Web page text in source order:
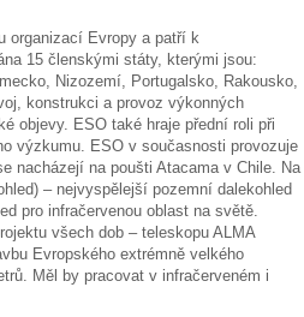
organizací Evropy a patří k
15 členskými státy, kterými jsou:
Nizozemí, Portugalsko, Rakousko,
konstrukci a provoz výkonných
objevy. ESO také hraje přední roli při
výzkumu. ESO v současnosti provozuje
nacházejí na poušti Atacama v Chile. Na
– nejvyspělejší pozemní dalekohled
pro infračervenou oblast na světě.
všech dob – teleskopu ALMA
Evropského extrémně velkého
Měl by pracovat v infračerveném i